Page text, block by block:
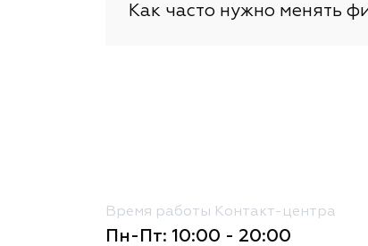
Как часто нужно менять
Время работы Контакт-центра
Пн-Пт: 10:00 - 20:00